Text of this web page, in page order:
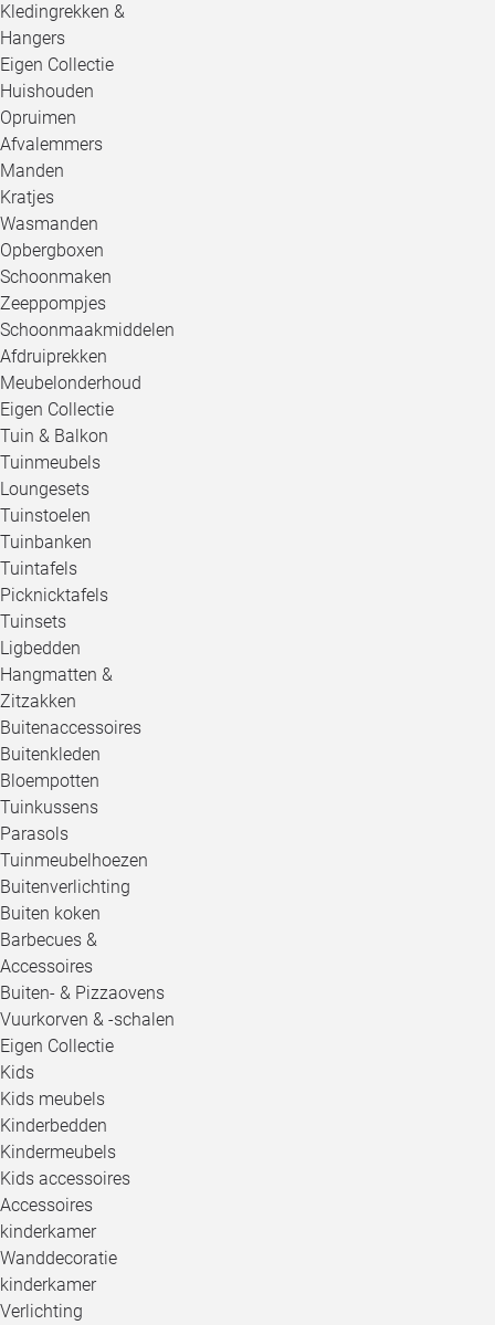
Kledingrekken &
Hangers
Eigen Collectie
Huishouden
Opruimen
Afvalemmers
Manden
Kratjes
Wasmanden
Opbergboxen
Schoonmaken
Zeeppompjes
Schoonmaakmiddelen
Afdruiprekken
Meubelonderhoud
Eigen Collectie
Tuin & Balkon
Tuinmeubels
Loungesets
Tuinstoelen
Tuinbanken
Tuintafels
Picknicktafels
Tuinsets
Ligbedden
Hangmatten &
Zitzakken
Buitenaccessoires
Buitenkleden
Bloempotten
Tuinkussens
Parasols
Tuinmeubelhoezen
Buitenverlichting
Buiten koken
Barbecues &
Accessoires
Buiten- & Pizzaovens
Vuurkorven & -schalen
Eigen Collectie
Kids
Kids meubels
Kinderbedden
Kindermeubels
Kids accessoires
Accessoires
kinderkamer
Wanddecoratie
kinderkamer
Verlichting